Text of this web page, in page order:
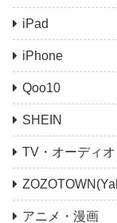
iPad
iPhone
Qoo10
SHEIN
TV・オーディ
アニメ・漫画